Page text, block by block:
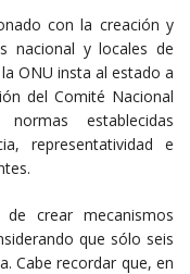
con la creación y
nacional y locales de
ONU insta al estado a
del Comité Nacional
establecidas
representatividad e
crear mecanismos
que sólo seis
Cabe recordar que, en